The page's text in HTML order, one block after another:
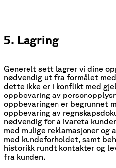
5. Lagring
Generelt sett lagrer vi dine
nødvendig ut fra formålet
dette ikke er i konflikt med
oppbevaring av
oppbevaringen er begrunnet
oppbevaring av
nødvendig for å ivareta
med mulige reklamasjoner
med kundeforholdet, samt
historikk rundt kontakter og
fra kunden.